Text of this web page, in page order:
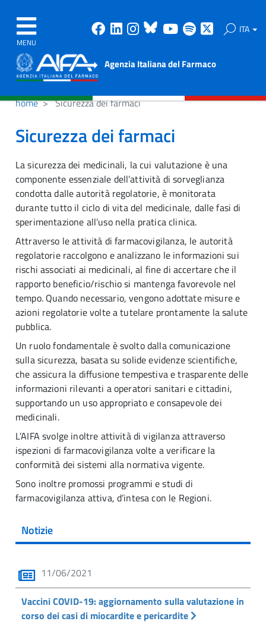
MENU
Facebook
Linkedin
Instagram
Bluesky
Youtube
Spotify ITA
Agenzia Italiana del Farmaco
home Sicurezza dei farmaci
Sicurezza dei farmaci
La sicurezza dei medicinali, la cui valutazione è una
componente essenziale dell’attività di sorveglianza
condotta dalle autorità regolatorie, è monitorata
durante tutto il ciclo di vita del medicinale, dalle fasi di
sperimentazione all’uso nella pratica clinica.
Attraverso le attività di farmacovigilanza, le autorità
regolatorie raccolgono e analizzano le informazioni sui
rischi associati ai medicinali, al fine di accertare che il
rapporto beneficio/rischio si mantenga favorevole nel
tempo. Quando necessario, vengono adottate misure e
azioni regolatorie volte a tutelare prontamente la salute
pubblica.
Un ruolo fondamentale è svolto dalla comunicazione
sulla sicurezza, basata su solide evidenze scientifiche,
che assicura la diffusione tempestiva e trasparente delle
informazioni rilevanti a operatori sanitari e cittadini,
supportando un uso appropriato e consapevole dei
medicinali.
L’AIFA svolge inoltre attività di vigilanza attraverso
ispezioni di farmacovigilanza volte a verificare la
conformità dei sistemi alla normativa vigente.
Sono inoltre promossi programmi e studi di
farmacovigilanza attiva, d’intesa con le Regioni.
Notizie
11/06/2021
Vaccini COVID-19: aggiornamento sulla valutazione in
corso dei casi di miocardite e pericardite